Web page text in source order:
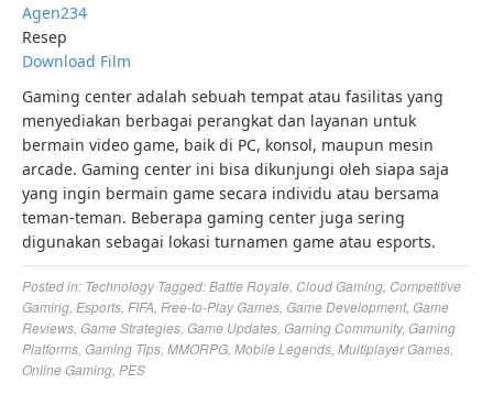
Agen234
Resep
Download Film
Gaming center adalah sebuah tempat atau fasilitas yang
menyediakan berbagai perangkat dan layanan untuk
bermain video game, baik di PC, konsol, maupun mesin
arcade. Gaming center ini bisa dikunjungi oleh siapa saja
yang ingin bermain game secara individu atau bersama
teman-teman. Beberapa gaming center juga sering
digunakan sebagai lokasi turnamen game atau esports.
Posted in: Technology Tagged:Battle Royale Cloud Gaming Competitive
Gaming Esports FIFA Free-to-Play Games Game Development, Game
Reviews Game Strategies Game Updates Gaming Community, Gaming
Platforms Gaming Tips MMORPG Mobile Legends Multiplayer Games
Online Gaming PES